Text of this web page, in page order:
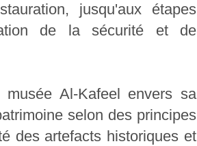
jusqu'aux étapes
de la sécurité et de
musée Al-Kafeel envers sa
selon des principes
des artefacts historiques et